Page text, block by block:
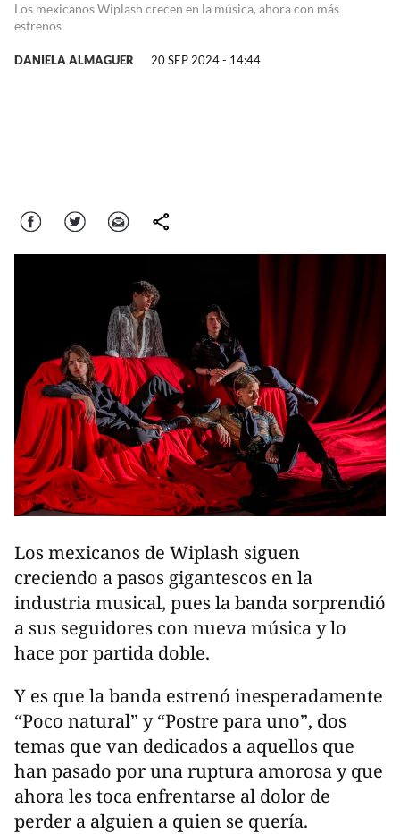
Los mexicanos Wiplash crecen en la música, ahora con más
estrenos
DANIELA ALMAGUER 20 SEP 2024 - 14:44
Facebook Twitter Correo comparte
Los mexicanos de Wiplash siguen
creciendo a pasos gigantescos en la
industria musical, pues la banda sorprendió
a sus seguidores con nueva música y lo
hace por partida doble.
Y es que la banda estrenó inesperadamente
“Poco natural” y “Postre para uno”, dos
temas que van dedicados a aquellos que
han pasado por una ruptura amorosa y que
ahora les toca enfrentarse al dolor de
perder a alguien a quien se quería.